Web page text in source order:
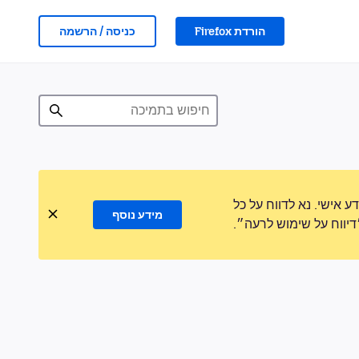
הורדת Firefox כניסה / הרשמה
אישי. נא לדווח על כל
על שימוש לרעה״.
מידע נוסף